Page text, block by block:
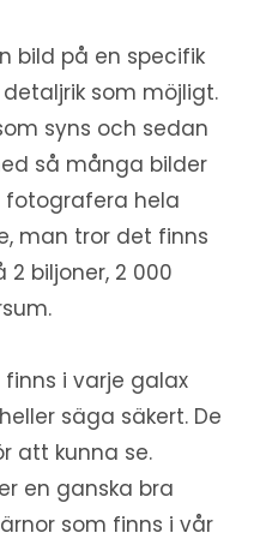
bild på en specifik
som möjligt.
syns och sedan
så många bilder
fotografera hela
man tror det finns
2 biljoner, 2 000
i varje galax
säga säkert. De
att kunna se.
en ganska bra
som finns i vår